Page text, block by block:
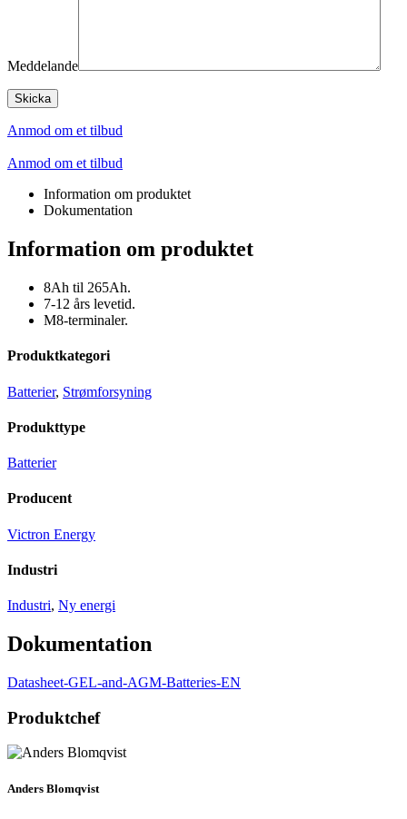
Meddelande
Anmod om et tilbud
Anmod om et tilbud
Information om produktet
Dokumentation
Information om produktet
8Ah til 265Ah.
7-12 års levetid.
M8-terminaler.
Produktkategori
Batterier, Strømforsyning
Produkttype
Batterier
Producent
Victron Energy
Industri
Industri, Ny energi
Dokumentation
Datasheet-GEL-and-AGM-Batteries-EN
Produktchef
Anders Blomqvist